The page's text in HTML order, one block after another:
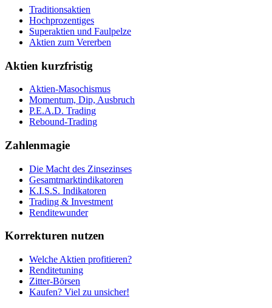
Traditionsaktien
Hochprozentiges
Superaktien und Faulpelze
Aktien zum Vererben
Aktien kurzfristig
Aktien-Masochismus
Momentum, Dip, Ausbruch
P.E.A.D. Trading
Rebound-Trading
Zahlenmagie
Die Macht des Zinsezinses
Gesamtmarktindikatoren
K.I.S.S. Indikatoren
Trading & Investment
Renditewunder
Korrekturen nutzen
Welche Aktien profitieren?
Renditetuning
Zitter-Börsen
Kaufen? Viel zu unsicher!